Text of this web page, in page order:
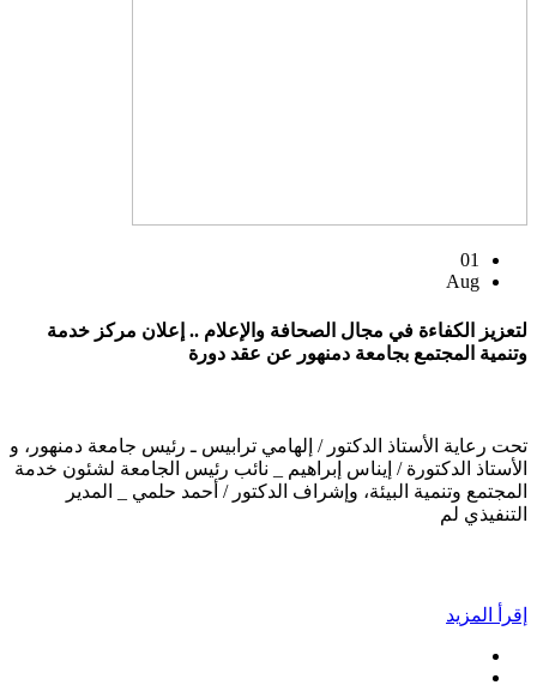
01
Aug
لتعزيز الكفاءة في مجال الصحافة والإعلام .. إعلان مركز خدمة
وتنمية المجتمع بجامعة دمنهور عن عقد دورة
تحت رعاية الأستاذ الدكتور / إلهامي ترابيس ـ رئيس جامعة دمنهور، و
الأستاذ الدكتورة / إيناس إبراهيم _ نائب رئيس الجامعة لشئون خدمة
المجتمع وتنمية البيئة، وإشراف الدكتور / أحمد حلمي _ المدير
التنفيذي لم
إقرأ المزيد